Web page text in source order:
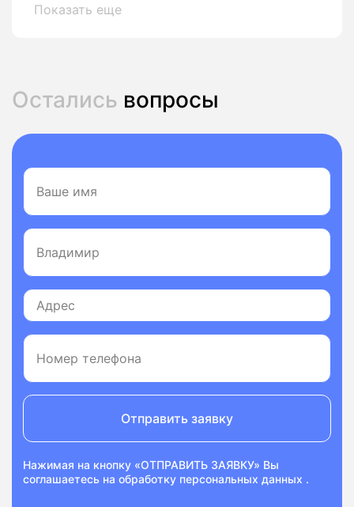
Показать еще
Остались вопросы
Отправить заявку
Нажимая на кнопку «ОТПРАВИТЬ ЗАЯВКУ» Вы
соглашаетесь на обработку персональных данных .